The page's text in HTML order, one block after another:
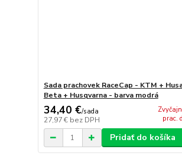
Sada prachovek RaceCap - KTM +
Beta + Husqvarna - barva modrá
34,40 €/sada
27,97 € bez DPH
prac.
Pridať do košíka